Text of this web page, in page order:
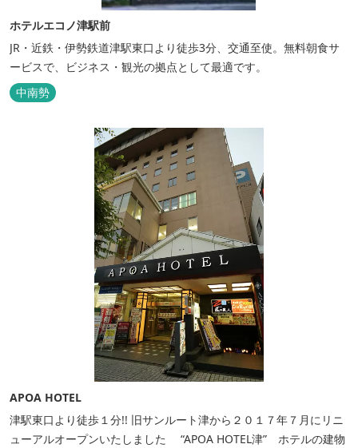
ホテルエコノ津駅前
JR・近鉄・伊勢鉄道津駅東口より徒歩3分、交通至使。無料朝食サ
ービスで、ビジネス・観光の拠点として最適です。
中南勢
APOA HOTEL
津駅東口より徒歩１分!! 旧サンルート津から２０１７年７月にリニ
ューアルオープンいたしました “APOA HOTEL津” ホテルの建物